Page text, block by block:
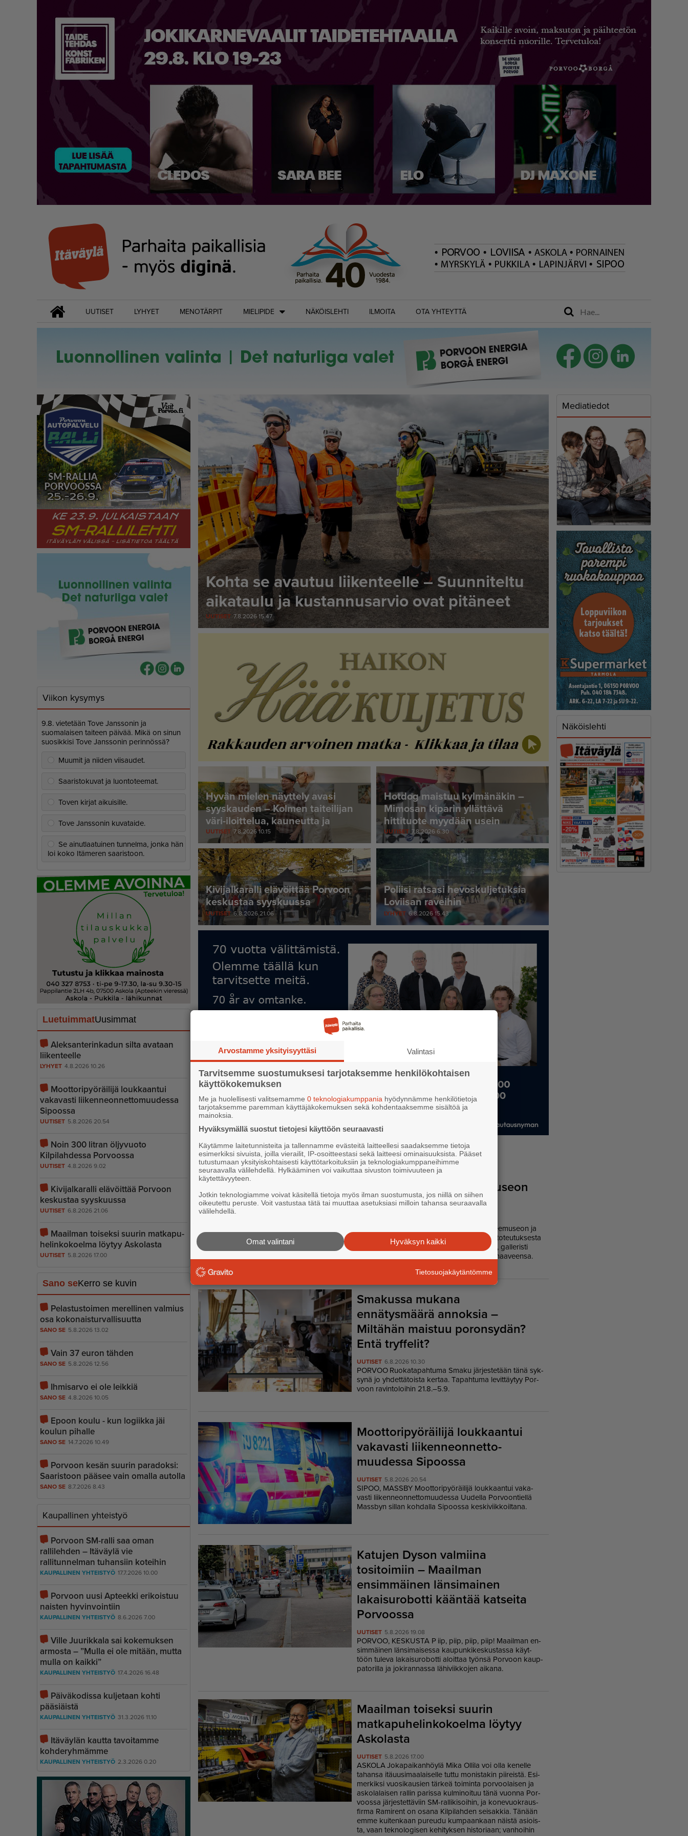
UUTISET LYHYET MENOTÄRPIT MIELIPIDE NÄKÖISLEHTI ILMOITA OTA YHTEYTTÄ
Viikon kysymys
9.8. vietetään Tove Janssonin ja
suomalaisen taiteen päivää. Mikä on sinun
suosikkisi Tove Janssonin perinnössä?
Muumit ja niiden viisaudet.
Saaristokuvat ja luontoteemat.
Toven kirjat aikuisille.
Tove Janssonin kuvataide.
Se ainutlaatuinen tunnelma, jonka hän
loi koko Itämeren saaristoon.
LuetuimmatUusimmat
Aleksanterinkadun silta avataan
liikenteelle
LYHYET 4.8.2026 10.26
Moottoripyöräilijä loukkaantui
vakavasti liiken­ne­on­net­to­muudessa
Sipoossa
UUTISET 5.8.2026 20.54
Noin 300 litran öljyvuoto
Kilpilahdessa Porvoossa
UUTISET 4.8.2026 9.02
Kivijalkaralli elävöittää Porvoon
keskustaa syyskuussa
UUTISET 6.8.2026 21.06
Maailman toiseksi suurin matkapu­
he­lin­ko­koelma löytyy Askolasta
UUTISET 5.8.2026 17.00
Sano seKerro se kuvin
Pelastustoimen merellinen valmius
osa kokonais­tur­val­li­suutta
SANO SE 5.8.2026 13.02
Vain 37 euron tähden
SANO SE 5.8.2026 12.56
Ihmisarvo ei ole leikkiä
SANO SE 4.8.2026 10.05
Epoon koulu - kun logiikka jäi
koulun pihalle
SANO SE 14.7.2026 10.49
Porvoon kesän suurin paradoksi:
Saaristoon pääsee vain omalla autolla
SANO SE 8.7.2026 8.43
Kaupallinen yhteistyö
Porvoon SM-ralli saa oman
rallilehden – Itäväylä vie
rallitunnelman tuhansiin koteihin
KAUPALLINEN YHTEISTYÖ 17.7.2026 10.00
Porvoon uusi Apteekki erikoistuu
naisten hyvinvointiin
KAUPALLINEN YHTEISTYÖ 8.6.2026 7.00
Ville Juurikkala sai kokemuksen
armosta – ”Mulla ei ole mitään, mutta
mulla on kaikki”
KAUPALLINEN YHTEISTYÖ 17.4.2026 16.48
Päiväkodissa kuljetaan kohti
pääsiäistä
KAUPALLINEN YHTEISTYÖ 31.3.2026 11.10
Itäväylän kautta tavoitamme
kohderyhmämme
KAUPALLINEN YHTEISTYÖ 2.3.2026 0.20
Kohta se avautuu liikenteelle – Suunniteltu
aikataulu ja kustannusarvio ovat pitäneet
UUTISET 7.8.2026 15.47
Hyvän mielen näyttely avasi
syyskauden – Kolmen taiteilijan
väri-iloittelua, kauneutta ja
lapsuudesta tuttuja kesätuokioita
UUTISET 7.8.2026 10.15
Hotdog maistuu kylmänäkin –
Mimosan kiparin yllättävä
hittituote myydään usein
loppuun
UUTISET 7.8.2026 6.30
Kivijalkaralli elävöittää Porvoon
keskustaa syyskuussa
UUTISET 6.8.2026 21.06
Poliisi ratsasi hevoskuljetuksia
Loviisan raveihin
LYHYET 6.8.2026 15.43
Galleristi: Porvoon
kansainväliset mestarit
ansaitsevat oman taidemuseon
takaisin
Al­bert Edel­fel­tin atel­jee­mu­se­on ja
Vil­la Al­ber­tin näyt­te­lyi­den suun­nit­te­lus­ta ja to­teu­tuk­ses­ta
vas­taa­va Al­bert Edel­fel­tin sää­ti­ön asi­a­mies, gal­le­ris­ti
pal­jas­ti suu­ren haa­veen­sa.
Smakussa mukana
ennätysmäärä annoksia –
Miltähän maistuu poronsydän?
Entä tryffelit?
UUTISET 6.8.2026 10.30
POR­VOO Ruo­ka­ta­pah­tu­ma Smaku jär­jes­te­tään tänä syk­
sy­nä jo yh­det­tä­tois­ta ker­taa. Ta­pah­tu­ma le­vit­täy­tyy Por­
voon ra­vin­to­loi­hin 21.8.–5.9.
Moottoripyöräilijä loukkaantui
vakavasti liiken­ne­on­net­to­
muudessa Sipoossa
UUTISET 5.8.2026 20.54
SI­POO, MAS­S­BY Moot­to­ri­pyö­räi­li­jä louk­kaan­tui va­ka­
vas­ti lii­ken­ne­on­net­to­muu­des­sa Uu­del­la Por­voon­tiel­lä
Mas­s­byn sil­lan koh­dal­la Si­poos­sa kes­ki­viik­koil­ta­na.
Katujen Dyson valmiina
tositoimiin – Maailman
ensimmäinen länsimainen
lakaisurobotti kääntää katseita
Porvoossa
UUTISET 5.8.2026 19.08
POR­VOO, KES­KUS­TA P iip, piip, piip, piip! Maa­il­man en­
sim­mäi­nen län­si­mai­ses­sa kau­pun­ki­kes­kus­tas­sa käyt­
töön tu­le­va la­kai­su­ro­bot­ti aloit­taa työn­sä Por­voon kaup­
pa­to­ril­la ja jo­ki­ran­nas­sa lä­hi­viik­ko­jen ai­ka­na.
Maailman toiseksi suurin
matkapu­he­lin­ko­koelma löytyy
Askolasta
UUTISET 5.8.2026 17.00
AS­KO­LAJo­ka­pai­kan­höy­lä Mika Ol­li­la voi ol­la ke­nel­le
ta­han­sa itä­uu­si­maa­lai­sel­le tut­tu mo­nis­ta­kin pii­reis­tä. Esi­
mer­kik­si vuo­si­kau­sien tär­keä toi­min­ta por­voo­lai­sen ja
as­ko­la­lai­sen ral­lin pa­ris­sa kul­mi­noi­tuu tänä vuon­na Por­
voos­sa jär­jes­tet­tä­viin SM-ral­li­ki­soi­hin, ja ko­ne­vuok­raus­
fir­ma Ra­mi­rent on osa­na Kil­pi­lah­den sei­sak­kia. Tä­nään
em­me kui­ten­kaan pu­reu­du kum­paan­kaan näis­tä asi­ois­
ta, vaan tek­no­lo­gi­sen ke­hi­tyk­sen his­to­ri­aan; van­hoi­hin
Mediatiedot
Näköislehti
Arvostamme yksityisyyttäsi Valintasi
Tarvitsemme suostumuksesi tarjotaksemme henkilökohtaisen
käyttökokemuksen
Me ja huolellisesti valitsemamme 0 teknologiakumppania hyödynnämme henkilötietoja
tarjotaksemme paremman käyttäjäkokemuksen sekä kohdentaaksemme sisältöä ja
mainoksia.
Hyväksymällä suostut tietojesi käyttöön seuraavasti
Käytämme laitetunnisteita ja tallennamme evästeitä laitteellesi saadaksemme tietoja
esimerkiksi sivuista, joilla vierailit, IP-osoitteestasi sekä laitteesi ominaisuuksista. Pääset
tutustumaan yksityiskohtaisesti käyttötarkoituksiin ja teknologiakumppaneihimme
seuraavalla välilehdellä. Hylkääminen voi vaikuttaa sivuston toimivuuteen ja
käytettävyyteen.
Jotkin teknologiamme voivat käsitellä tietoja myös ilman suostumusta, jos niillä on siihen
oikeutettu peruste. Voit vastustaa tätä tai muuttaa asetuksiasi milloin tahansa seuraavalla
välilehdellä.
Hyväksyn kaikki
Omat valintani
Tietosuojakäytäntömme